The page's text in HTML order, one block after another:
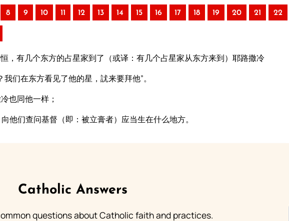
8 9 10 11 12 13 14 15 16 17 18 19 20 21 22
，有几个东方的占星家到了（或译：有几个占星家从东方来到）耶路撒冷
们在东方看见了他的星，訧来要拜他”。
也同他一样；
他们查问基督（即：被立膏者）应当生在什么地方。
Catholic Answers
questions about Catholic faith and practices.